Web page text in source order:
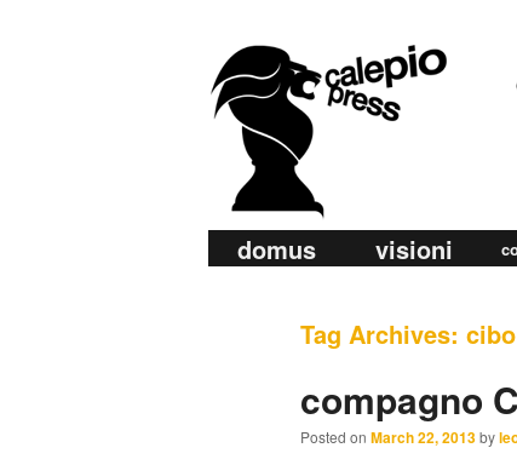
calepio press
©
a
Skip
Skip
secondary
domus visioni
Tag Archives:
compagno
Posted on March 22, 2013by